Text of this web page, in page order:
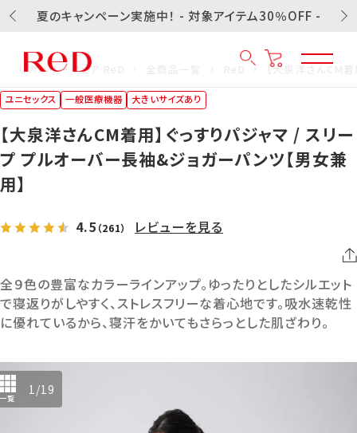
夏のキャンペーン実施中！ - 対象アイテム30％OFF -
リカバリーウェア ReD 【大泉洋さんCM
ユニセックス 一般医療機器 大きいサイズあり
【大泉洋さんCM着用】ぐっすりパジャマ / スリー
プ プルオーバー長袖&ジョガーパンツ【男女兼
用】
4.5 （261） レビューを見る
全９色の豊富なカラーラインアップ。ゆったりとしたシルエット
で寝返りがしやすく、ストレスフリーな着心地です。吸水速乾性
に優れているから、寝汗をかいてもさらっとした肌ざわり。
一覧
1/19